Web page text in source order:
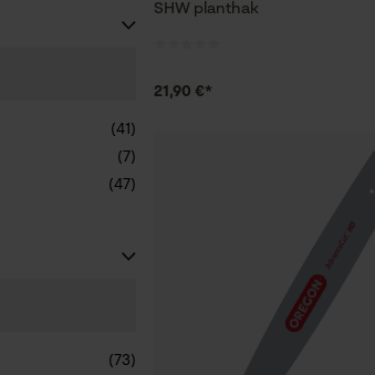
(41)
(7)
(47)
(73)
SHW planthak
21,90 €*